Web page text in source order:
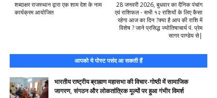
28 जनवरी 2026, बुधवार का दैनिक पंचांग
एवं राशिफल - सभी १२ राशियों के लिए कैसा
रहेगा आज का दिन ?क्या है आप की राशि में
विशेष ? जाने प्रसिद्ध ज्योतिषाचार्य पं. प्रेम
सागर पाण्डेय से|
शब्दाक्षर राजस्थान द्वारा एक शाम देश के नाम
कार्यक्रम आयोजित
आपको ये पोस्ट पसंद आ सकती हैं
भारतीय राष्ट्रीय ब्राह्मण महासभा की विचार-गोष्ठी में सामाजिक
जागरण, संगठन और लोकतांत्रिक मूल्यों पर हुआ गंभीर विमर्श